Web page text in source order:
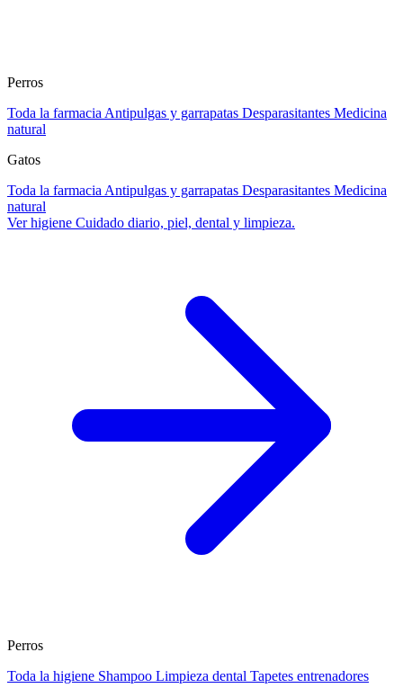
Perros
Toda la farmacia Antipulgas y garrapatas Desparasitantes Medicina
natural
Gatos
Toda la farmacia Antipulgas y garrapatas Desparasitantes Medicina
natural
Ver higiene Cuidado diario, piel, dental y limpieza.
Perros
Toda la higiene Shampoo Limpieza dental Tapetes entrenadores